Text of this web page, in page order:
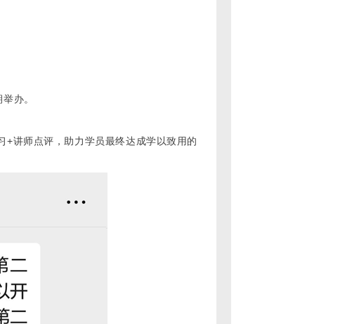
办。
讲师点评，助力学员最终达成学以致用的